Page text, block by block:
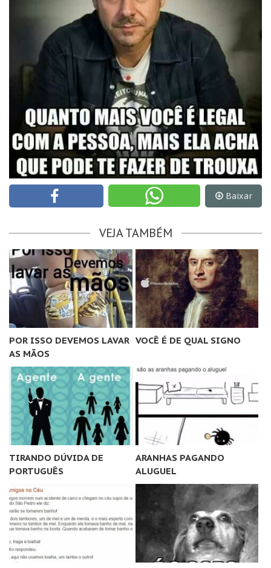
Baixar
VEJA TAMBÉM
POR ISSO DEVEMOS LAVAR
AS MÃOS
VOCÊ É DE QUAL SIGNO
TIRANDO DÚVIDA DE
PORTUGUÊS
ARANHAS PAGANDO
ALUGUEL